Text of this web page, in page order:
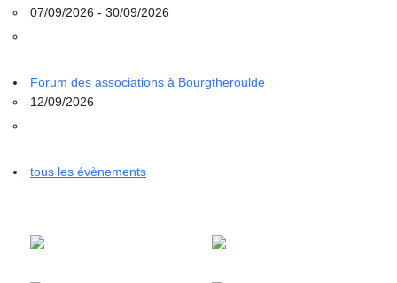
07/09/2026 - 30/09/2026
Forum des associations à Bourgtheroulde
12/09/2026
tous les évènements